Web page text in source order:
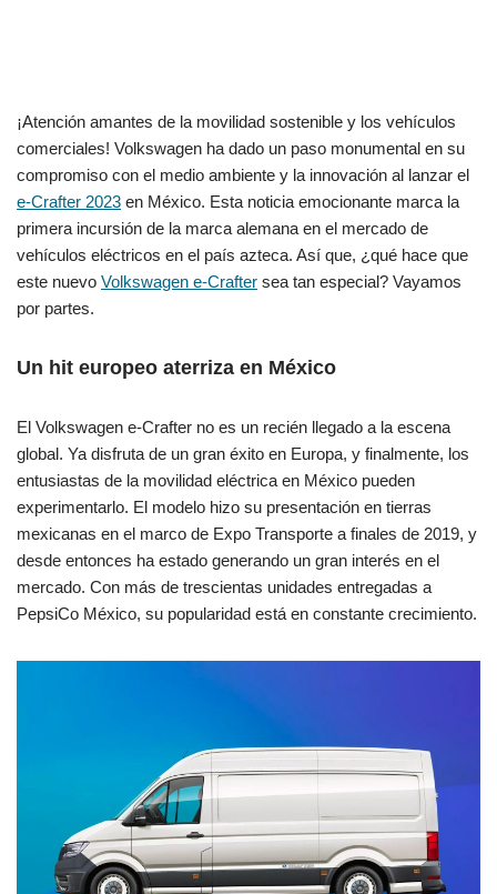
¡Atención amantes de la movilidad sostenible y los vehículos
comerciales! Volkswagen ha dado un paso monumental en su
compromiso con el medio ambiente y la innovación al lanzar el
e-Crafter 2023 en México. Esta noticia emocionante marca la
primera incursión de la marca alemana en el mercado de
vehículos eléctricos en el país azteca. Así que, ¿qué hace que
este nuevo Volkswagen e-Crafter sea tan especial? Vayamos
por partes.
Un hit europeo aterriza en México
El Volkswagen e-Crafter no es un recién llegado a la escena
global. Ya disfruta de un gran éxito en Europa, y finalmente, los
entusiastas de la movilidad eléctrica en México pueden
experimentarlo. El modelo hizo su presentación en tierras
mexicanas en el marco de Expo Transporte a finales de 2019, y
desde entonces ha estado generando un gran interés en el
mercado. Con más de trescientas unidades entregadas a
PepsiCo México, su popularidad está en constante crecimiento.